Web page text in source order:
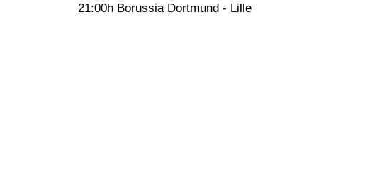
21:00h Borussia Dortmund - Lille